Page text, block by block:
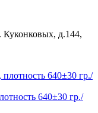
Куконковых, д.144,
640±30 гр./